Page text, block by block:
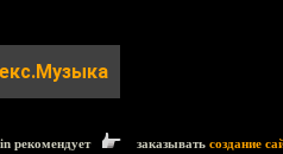
рекомендует заказывать создание